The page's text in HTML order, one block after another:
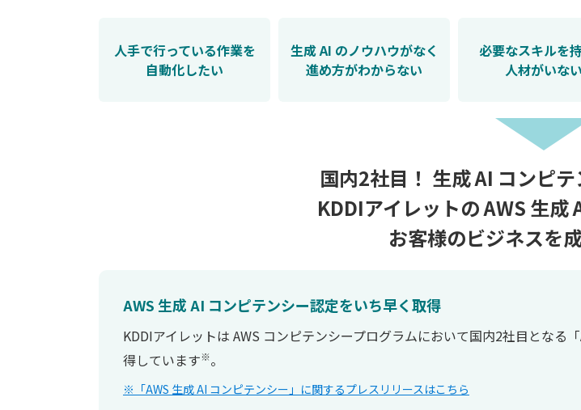
人手で行っている作業を
自動化したい
生成 AI のノウハウがなく
進め方がわからない
必要なスキルを
人材がいない
国内2社目！ 生成 AI コンピ
KDDIアイレットの AWS 生成
お客様のビジネスを
AWS 生成 AI コンピテンシー認定をいち早く取得
KDDIアイレットは AWS コンピテンシープログラムにおいて国内2社目となる
得しています※。
※「AWS 生成 AI コンピテンシー」に関するプレスリリースはこちら